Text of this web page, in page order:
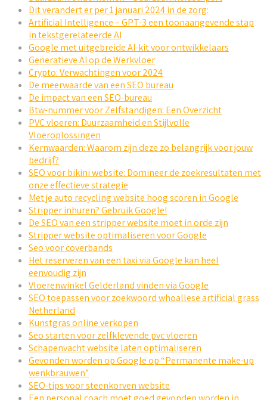
Dit verandert er per 1 januari 2024 in de zorg:
Artificial Intelligence – GPT-3 een toonaangevende stap
in tekstgerelateerde AI
Google met uitgebreide AI-kit voor ontwikkelaars
Generatieve AI op de Werkvloer
Crypto: Verwachtingen voor 2024
De meerwaarde van een SEO bureau
De impact van een SEO-bureau
Btw-nummer voor Zelfstandigen: Een Overzicht
PVC vloeren: Duurzaamheid en Stijlvolle
Vloeroplossingen
Kernwaarden: Waarom zijn deze zo belangrijk voor jouw
bedrijf?
SEO voor bikini website: Domineer de zoekresultaten met
onze effectieve strategie
Met je auto recycling website hoog scoren in Google
Stripper inhuren? Gebruik Google!
De SEO van een stripper website moet in orde zijn
Stripper website optimaliseren voor Google
Seo voor coverbands
Het reserveren van een taxi via Google kan heel
eenvoudig zijn
Vloerenwinkel Gelderland vinden via Google
SEO toepassen voor zoekwoord whoallese artificial grass
Netherland
Kunstgras online verkopen
Seo starten voor zelfklevende pvc vloeren
Schapenvacht website laten optimaliseren
Gevonden worden op Google op “Permanente make-up
wenkbrauwen”
SEO-tips voor steenkorven website